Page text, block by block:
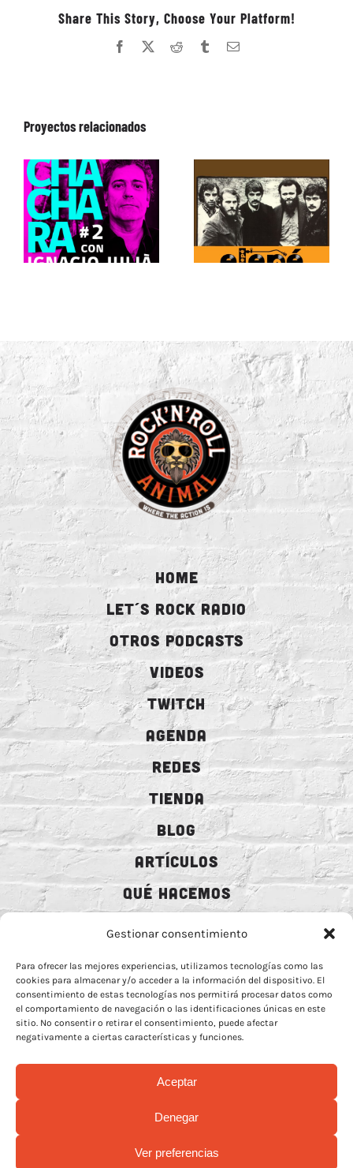
Gestionar consentimiento
Para ofrecer las mejores experiencias, utilizamos tecnologías como las
cookies para almacenar y/o acceder a la información del dispositivo. El
consentimiento de estas tecnologías nos permitirá procesar datos como
el comportamiento de navegación o las identificaciones únicas en este
sitio. No consentir o retirar el consentimiento, puede afectar
negativamente a ciertas características y funciones.
Aceptar
Denegar
Ver preferencias
Share This Story, Choose Your Platform!
Facebook Reddit TumblrCorreo
Proyectos relacionados
HOME
LET´S ROCK RADIO
OTROS PODCASTS
VIDEOS
TWITCH
AGENDA
REDES
TIENDA
BLOG
ARTÍCULOS
QUÉ HACEMOS
MECENAZGO
CONTACTO
BIO
POLÍTICA DE COOCKIES–
POLÍTICA DE PRIVACIDAD REDES
© Copyright 2026 | Rock Animal Radio | All Rights Reserved |